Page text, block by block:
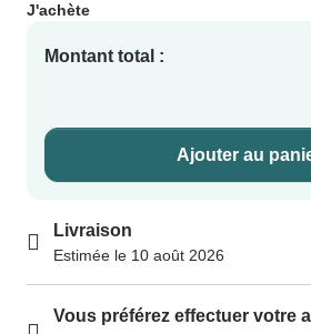
J'achète
Montant total :
Ajouter au
Livraison
Estimée le 10 août 2026
Vous préférez effectuer votre